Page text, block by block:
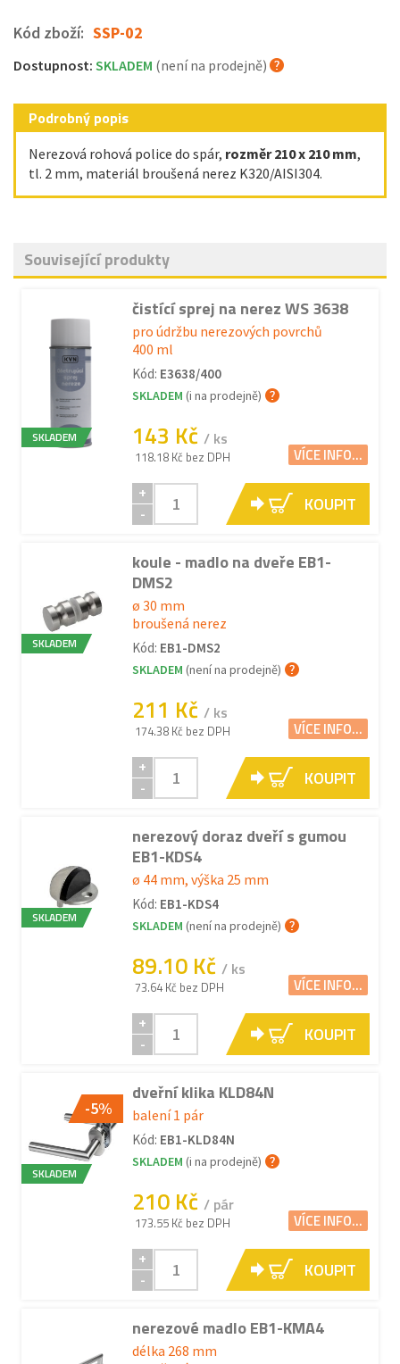
Kód zboží: SSP-02
Dostupnost: SKLADEM (není na prodejně)
Podrobný popis
Nerezová rohová police do spár, rozměr 210 x 210 mm,
tl. 2 mm, materiál broušená nerez K320/AISI304.
Související produkty
SKLADEM
čistící sprej na nerez WS 3638
pro údržbu nerezových povrchů
400 ml
Kód: E3638/400
SKLADEM (i na prodejně)
143 Kč / ks
118.18 Kč bez DPH VÍCE INFO...
+
-
KOUPIT
SKLADEM
koule - madlo na dveře EB1-
DMS2
ø 30 mm
broušená nerez
Kód: EB1-DMS2
SKLADEM (není na prodejně)
211 Kč / ks
174.38 Kč bez DPH VÍCE INFO...
+
-
KOUPIT
SKLADEM
nerezový doraz dveří s gumou
EB1-KDS4
ø 44 mm, výška 25 mm
Kód: EB1-KDS4
SKLADEM (není na prodejně)
89.10 Kč / ks
73.64 Kč bez DPH VÍCE INFO...
+
-
KOUPIT
-5%
SKLADEM
dveřní klika KLD84N
balení 1 pár
Kód: EB1-KLD84N
SKLADEM (i na prodejně)
210 Kč / pár
173.55 Kč bez DPH VÍCE INFO...
+
-
KOUPIT
nerezové madlo EB1-KMA4
délka 268 mm